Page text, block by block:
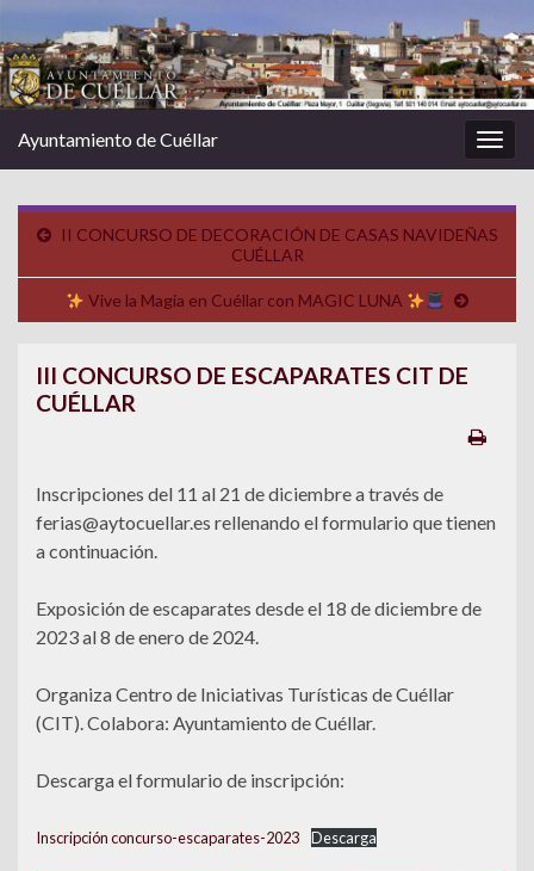
la
Ayuntamiento de Cuéllar
II CONCURSO DE DECORACIÓN DE CASAS NAVIDEÑAS
CUÉLLAR
Vive la Magia en Cuéllar con MAGIC LUNA
III CONCURSO DE ESCAPARATES CIT DE
CUÉLLAR
Inscripciones del 11 al 21 de diciembre a través de
ferias@aytocuellar.es rellenando el formulario que tienen
a continuación.
Exposición de escaparates desde el 18 de diciembre de
2023 al 8 de enero de 2024.
Organiza Centro de Iniciativas Turísticas de Cuéllar
(CIT). Colabora: Ayuntamiento de Cuéllar.
Descarga el formulario de inscripción:
Inscripción concurso-escaparates-2023 Descarga